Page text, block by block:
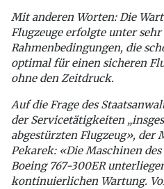
Mit anderen Worten: Die
Flugzeuge erfolgte unter
Rahmenbedingungen, die
optimal für einen sicheren
ohne den Zeitdruck.
Auf die Frage des
der Servicetätigkeiten
abgestürzten Flugzeug», der
Pekarek: «Die Maschinen
Boeing 767-300ER
kontinuierlichen Wartung.